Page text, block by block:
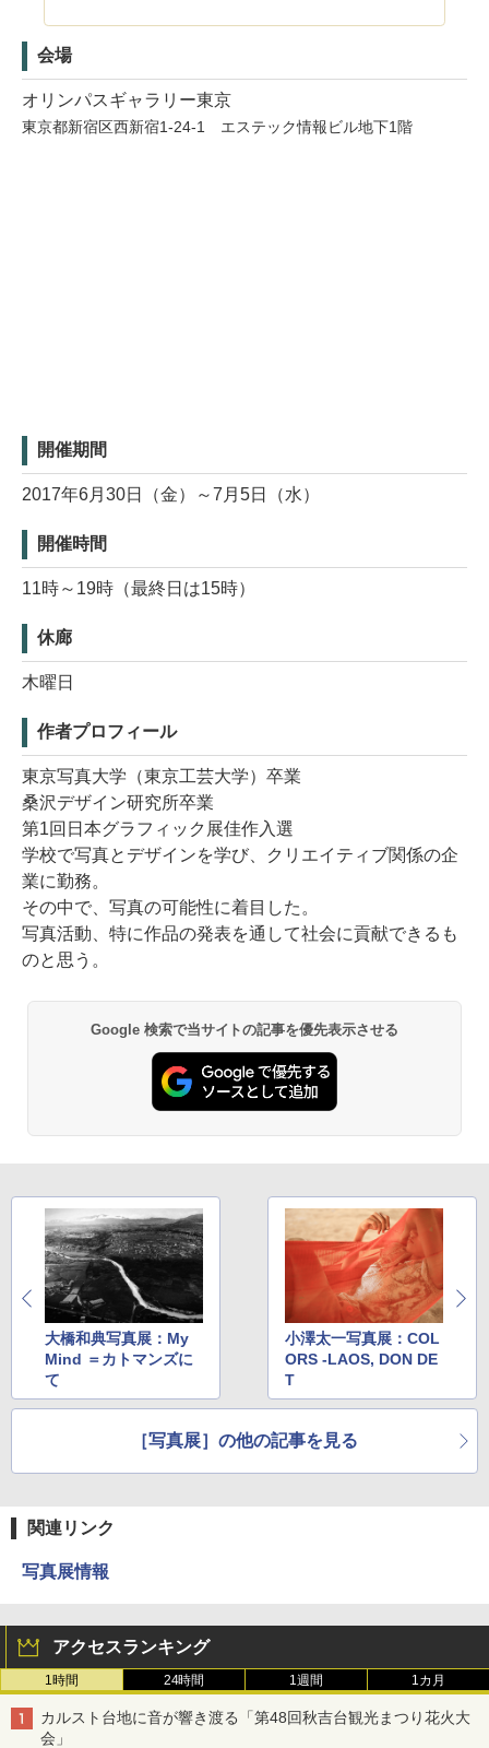
会場
オリンパスギャラリー東京
東京都新宿区西新宿1-24-1 エステック情報ビル地下1階
開催期間
2017年6月30日（金）～7月5日（水）
開催時間
11時～19時（最終日は15時）
休廊
木曜日
作者プロフィール
東京写真大学（東京工芸大学）卒業
桑沢デザイン研究所卒業
第1回日本グラフィック展佳作入選
学校で写真とデザインを学び、クリエイティブ関係の企
業に勤務。
その中で、写真の可能性に着目した。
写真活動、特に作品の発表を通して社会に貢献できるも
のと思う。
Google 検索で当サイトの記事を優先表示させる
大橋和典写真展：My
Mind ＝カトマンズに
て
小澤太一写真展：COL
ORS -LAOS, DON DE
T
［写真展］の他の記事を見る
関連リンク
写真展情報
アクセスランキング
1時間 24時間 1週間 1カ月
カルスト台地に音が響き渡る「第48回秋吉台観光まつり花火大
会」